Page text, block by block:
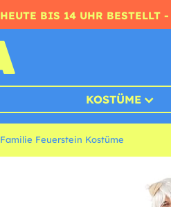
HEUTE BIS 14 UHR BESTELLT
KOSTÜME
Familie Feuerstein Kostüme